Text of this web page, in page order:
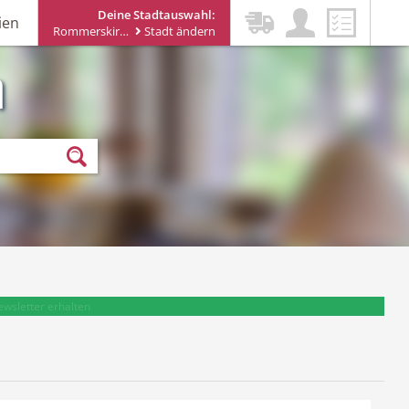
Deine Stadtauswahl:
Rommerskirchen
Stadt ändern
erhalten